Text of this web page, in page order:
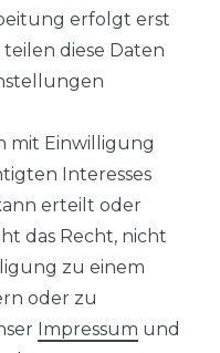
Zubehör
mit Speicher
PV-Anlage mit Speicher
Solaranlagen
Solaranlagen
Solaranlagen
Solaranlagen
Solaranlagen
erfolgt erst
diese Daten
mit Einwilligung
Interesses
erteilt oder
das Recht, nicht
zu einem
oder zu
Impressum und